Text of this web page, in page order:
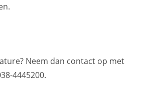
Neem dan contact op met
4445200.